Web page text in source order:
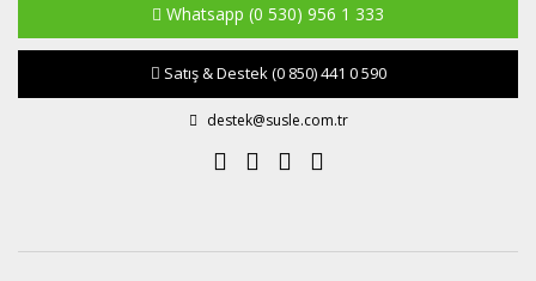
Whatsapp (0 530) 956 1 333
Satış & Destek(0 850) 441 0 590
destek@susle.com.tr